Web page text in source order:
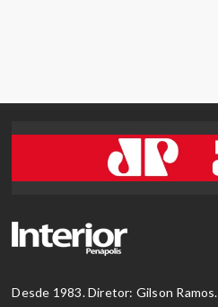
Desde 1983. Diretor: Gilson Ramos.